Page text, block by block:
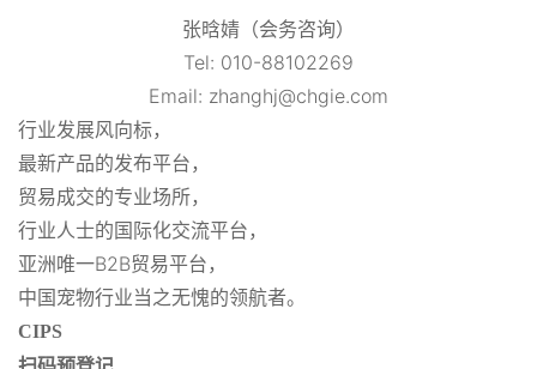
张晗婧（会务咨询）
Tel: 010-88102269
Email: zhanghj@chgie.com
行业发展风向标，
最新产品的发布平台，
贸易成交的专业场所，
行业人士的国际化交流平台，
亚洲唯一B2B贸易平台，
中国宠物行业当之无愧的领航者。
CIPS